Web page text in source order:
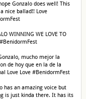
Gonzalo does well! This
nice ballad!! Love
WINNING WE LOVE TO
mucho mejor la
de hoy que en la de la
Love Love #BenidormFest
has an amazing voice but
is just kinda there. It has its